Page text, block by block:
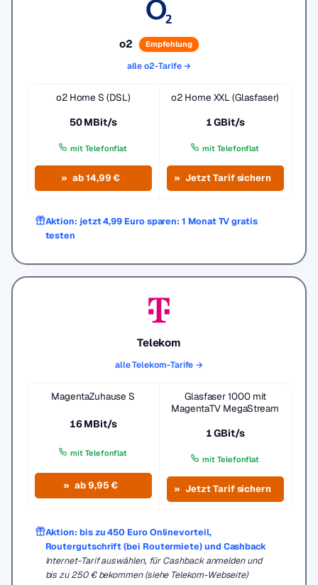
o2 Empfehlung
alle o2-Tarife →
o2 Home S (DSL)
50 MBit/s
mit Telefonflat
ab 14,99 €
o2 Home XXL (Glasfaser)
1 GBit/s
mit Telefonflat
Jetzt Tarif sichern
Aktion: jetzt 4,99 Euro sparen: 1 Monat TV gratis
testen
Telekom
alle Telekom-Tarife →
MagentaZuhause S
16 MBit/s
mit Telefonflat
ab 9,95 €
Glasfaser 1000 mit
MagentaTV MegaStream
1 GBit/s
mit Telefonflat
Jetzt Tarif sichern
Aktion: bis zu 450 Euro Onlinevorteil,
Routergutschrift (bei Routermiete) und Cashback
Internet-Tarif auswählen, für Cashback anmelden und
bis zu 250 € bekommen (siehe Telekom-Webseite)